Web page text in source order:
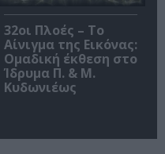
32οι Πλοές – Το
Αίνιγμα της Εικόνας:
Ομαδική έκθεση στο
Ίδρυμα Π. & Μ.
Κυδωνιέως